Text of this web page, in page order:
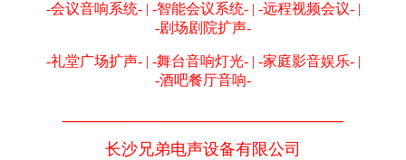
-会议音响系统- | -智能会议系统- | -远程视频会议- |
-剧场剧院扩声-
-礼堂广场扩声- | -舞台音响灯光- | -家庭影音娱乐- |
-酒吧餐厅音响-
长沙兄弟电声设备有限公司